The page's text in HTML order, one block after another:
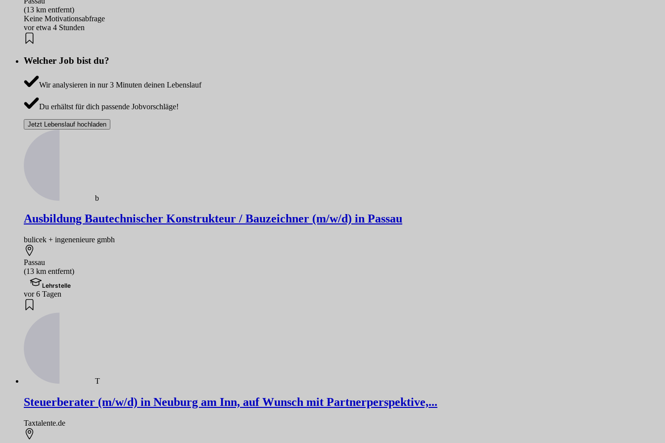
(13 km entfernt)
Keine Motivationsabfrage
vor etwa 4 Stunden
Welcher Job bist du?
Wir analysieren in nur 3 Minuten deinen Lebenslauf
Du erhältst für dich passende Jobvorschläge!
Jetzt Lebenslauf hochladen
b
Ausbildung Bautechnischer Konstrukteur / Bauzeichner (m/w/d) in Passau
bulicek + ingenenieure gmbh
Passau
(13 km entfernt)
Lehrstelle
vor 6 Tagen
T
Steuerberater (m/w/d) in Neuburg am Inn, auf Wunsch mit Partnerperspektive,...
Taxtalente.de